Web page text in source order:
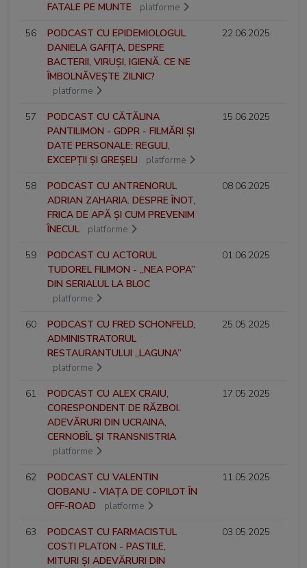
FATALE PE MUNTE
platforme
56
PODCAST CU EPIDEMIOLOGUL
DANIELA GAFIȚA, DESPRE
BACTERII, VIRUȘI, IGIENĂ. CE NE
ÎMBOLNĂVEȘTE ZILNIC?
platforme
22.06.2025
57
PODCAST CU CĂTĂLINA
PANTILIMON - GDPR - FILMĂRI ȘI
DATE PERSONALE: REGULI,
EXCEPȚII ȘI GREȘELI
platforme
15.06.2025
58
PODCAST CU ANTRENORUL
ADRIAN ZAHARIA. DESPRE ÎNOT,
FRICA DE APĂ ȘI CUM PREVENIM
ÎNECUL
platforme
08.06.2025
59
PODCAST CU ACTORUL
TUDOREL FILIMON - „NEA POPA”
DIN SERIALUL LA BLOC
platforme
01.06.2025
60
PODCAST CU FRED SCHONFELD,
ADMINISTRATORUL
RESTAURANTULUI „LAGUNA”
platforme
25.05.2025
61
PODCAST CU ALEX CRAIU,
CORESPONDENT DE RĂZBOI.
ADEVĂRURI DIN UCRAINA,
CERNOBÎL ȘI TRANSNISTRIA
platforme
17.05.2025
62
PODCAST CU VALENTIN
CIOBANU - VIAȚA DE COPILOT ÎN
OFF-ROAD
platforme
11.05.2025
63
PODCAST CU FARMACISTUL
COSTI PLATON - PASTILE,
MITURI ȘI ADEVĂRURI DIN
03.05.2025